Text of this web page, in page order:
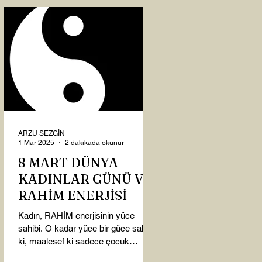
8 MART DÜNYA
KADINLAR GÜNÜ VE
RAHİM ENERJİSİ
Kadın, RAHİM enerjisinin yüce
sahibi. O kadar yüce bir güce sahip
ki, maalesef ki sadece çocuk
ARZU SEZGİN
1 Mar 2025
2 dakikada okunur